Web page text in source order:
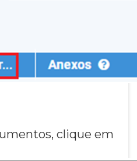
clique em